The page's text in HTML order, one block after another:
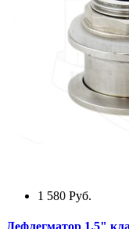
1 580 Руб.
Дефлегматор 1.5"